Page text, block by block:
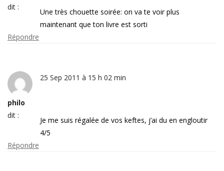
dit :
Une très chouette soirée: on va te voir plus
maintenant que ton livre est sorti
Répondre
philo
dit :
25 Sep 2011 à 15 h 02 min
Je me suis régalée de vos keftes, j’ai du en engloutir
4/5
Répondre